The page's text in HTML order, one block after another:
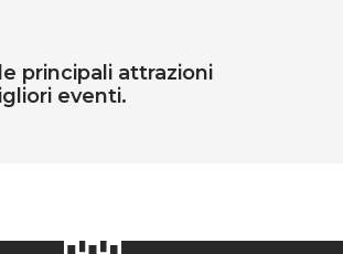
principali attrazioni
eventi.